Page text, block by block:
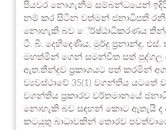
පියවර නොගැනීම සම්බන්ධයෙන්
නම් කර සිටින වත්මන් ජනාධිපති
නොහැකි බව ්‍රේෂ්ඨාධිකරණය තීන්දු
ටී. බී. දෙහිදෙණිය, මුර්දු ප්‍රනාන්දු,
මහත්මීන් ගෙන් සමන්විත සත් පුද්ගල
ඇත.තීන්දුව ප්‍රකාශයට පත් කරමින්
ව්‍යවස්ථාවේ 35(1) වගන්තිය
වගන්තිය ප්‍රකාරව වර්තමානයේ
නොහැකි බව සඳහන් කොට ඇතැයි ද
කටයුතු බාධාවකින් තොරව